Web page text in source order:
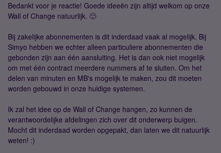
Bedankt voor je reactie! Goede ideeën zijn altijd welkom op onze
Wall of Change natuurlijk. 🙂
Bij zakelijke abonnementen is dit inderdaad vaak al mogelijk. Bij
Simyo hebben we echter alleen particuliere abonnementen die
gebonden zijn aan één aansluiting. Het is dan ook niet mogelijk
om met één contract meerdere nummers af te sluiten. Om het
delen van minuten en MB's mogelijk te maken, zou dit moeten
worden gebouwd in onze huidige systemen.
Ik zal het idee op de Wall of Change hangen, zo kunnen de
verantwoordelijke afdelingen zich over dit onderwerp buigen.
Mocht dit inderdaad worden opgepakt, dan laten we dit natuurlijk
weten! :)